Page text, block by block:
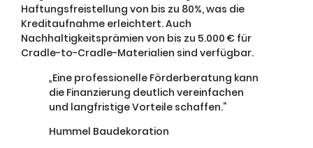
Haftungsfreistellung von bis zu 80%, was die
Kreditaufnahme erleichtert. Auch
Nachhaltigkeitsprämien von bis zu 5.000 € für
Cradle-to-Cradle-Materialien sind verfügbar.
„Eine professionelle Förderberatung kann
die Finanzierung deutlich vereinfachen
und langfristige Vorteile schaffen.“
Hummel Baudekoration